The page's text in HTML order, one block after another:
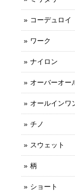
コーデュロイ
ワーク
ナイロン
オーバーオー
オールインワ
チノ
スウェット
柄
ショート